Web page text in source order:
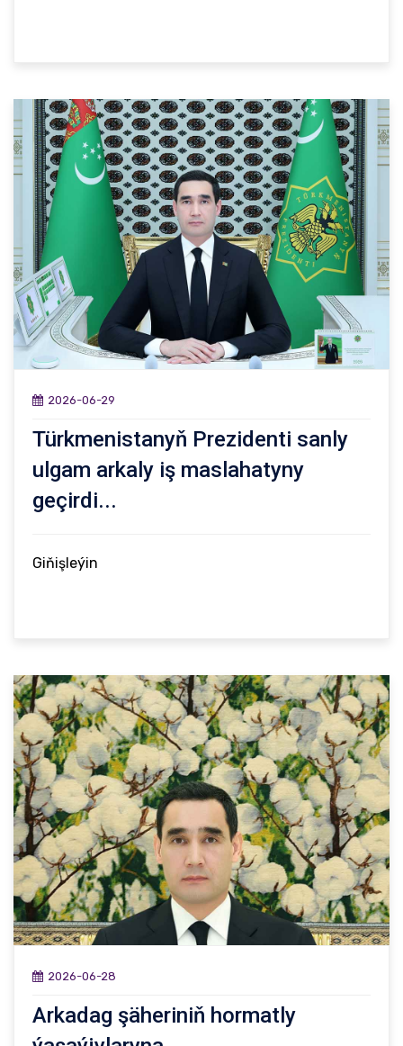
2026-06-29
Türkmenistanyň Prezidenti sanly
ulgam arkaly iş maslahatyny
geçirdi...
Giňişleýin
2026-06-28
Arkadag şäheriniň hormatly